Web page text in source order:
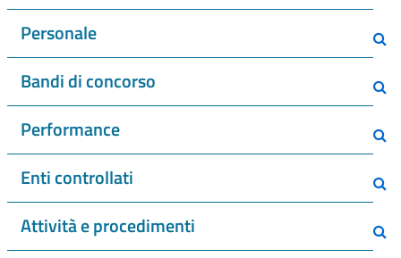
Personale
Bandi di concorso
Performance
Enti controllati
Attività e procedimenti